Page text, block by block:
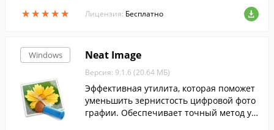
★★★★★
★★★★★
оями и каталог отличных обоев бесплат
Лицензия: Бесплатно
Windows Neat Image
Версия: 9.1.6 (20.64 МБ)
Эффективная утилита, которая поможет
уменьшить зернистость цифровой фото
графии. Обеспечивает точный метод ум